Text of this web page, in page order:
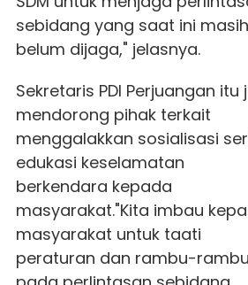
sebidang yang saat ini masih
belum dijaga," jelasnya.
Sekretaris PDI Perjuangan itu
mendorong pihak terkait
menggalakkan sosialisasi
edukasi keselamatan
berkendara kepada
masyarakat."Kita imbau
masyarakat untuk taati
peraturan dan rambu-rambu